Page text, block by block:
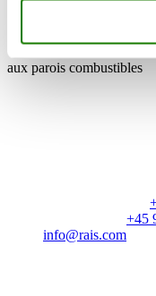
*Voir le manuel
aux parois combustibles
+45
info@rais.com